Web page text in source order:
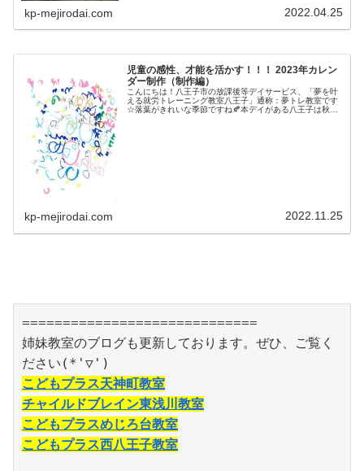
kp-mejirodai.com 2022.04.25
児童の感性、才能を活かす！！！ 2023年カレン
ダー制作（制作編）
こんにちは！八王子市の放課後等デイサービス、「夢を叶
える就労トレーニング教室八王子」通称：夢トレ教室です
☆落葉がきれいな季節ですね🍂本デイがある八王子は秋に
kp-mejirodai.com 2022.11.25
=============================
姉妹教室のブログも更新しております。ぜひ、ご覧く
こどもプラス天神町教室
チャイルドブレイン東浅川教室
こどもプラスめじろ台教室
こどもプラス西八王子教室